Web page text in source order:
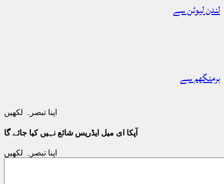
لندن لیوٹن سے
برمنگھم سے
اپنا تبصرہ لکھیں
آپکا ای میل ایڈریس شائع نہیں کیا جائے گا
اپنا تبصرہ لکھیں